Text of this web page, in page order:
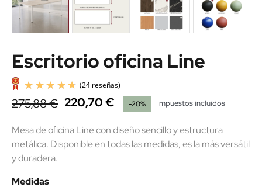
Escritorio oficina Line
275,88 € 220,70 € -20% Impuestos incluidos
Mesa de oficina Line con diseño sencillo y estructura
metálica. Disponible en todas las medidas, es la más versátil
y duradera.
Medidas